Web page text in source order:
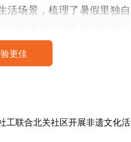
活场景，梳理了暑假里独自
思考遇到危险时该如何应
，孩子们踊跃举手回答问
对安全规范的印象。
完成，孩子们捧着自己的作
更佳
联合北关社区开展非遗文化活